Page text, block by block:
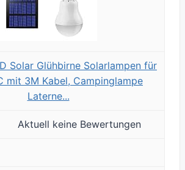
Solar Glühbirne Solarlampen für
mit 3M Kabel, Campinglampe
Laterne...
Aktuell keine Bewertungen